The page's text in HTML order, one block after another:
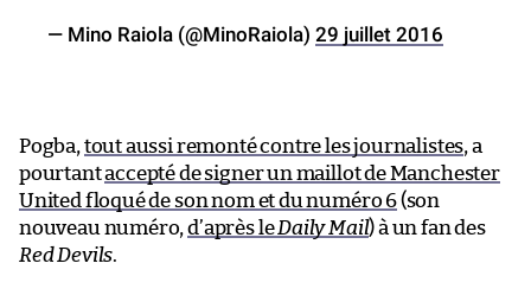
— Mino Raiola (@MinoRaiola) 29 juillet 2016
Pogba, tout aussi remonté contre les journalistes, a
pourtantaccepté de signer un maillot de Manchester
United floqué de son nom et du numéro 6(son
nouveau numéro,d’après leDaily Mail) à un fan des
Red Devils.